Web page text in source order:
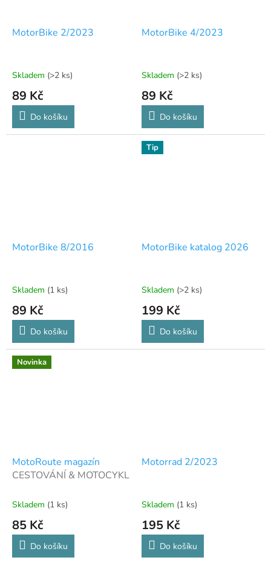
MotorBike 2/2023
Skladem (>2 ks)
89 Kč
Do košíku
MotorBike 4/2023
Skladem (>2 ks)
89 Kč
Do košíku
MotorBike 8/2016
Skladem (1 ks)
89 Kč
Do košíku
Tip
MotorBike katalog 2026
Skladem (>2 ks)
199 Kč
Do košíku
Novinka
MotoRoute magazín
CESTOVÁNÍ & MOTOCYKL
Skladem (1 ks)
85 Kč
Do košíku
Motorrad 2/2023
Skladem (1 ks)
195 Kč
Do košíku